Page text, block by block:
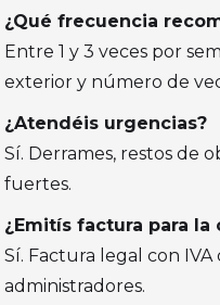
¿Qué frecuencia
Entre 1 y 3 veces por
exterior y número de
¿Atendéis urgencias?
Sí. Derrames, restos de
fuertes.
¿Emitís factura para la
Sí. Factura legal con
administradores.